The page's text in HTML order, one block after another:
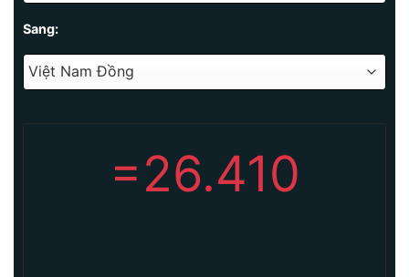
Sang:
=26.410